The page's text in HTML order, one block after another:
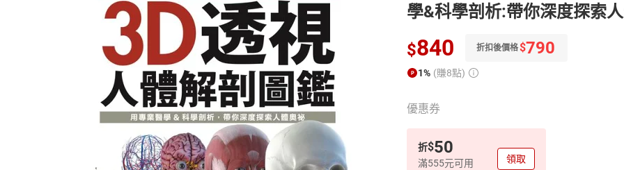
學&科學剖析:帶你深度探索人
$840 折扣後價格$790
1% (賺8點)
優惠券
折$50
滿555元可用 領取